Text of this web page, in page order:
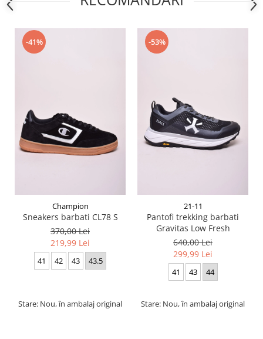
-41%
Champion
Sneakers barbati CL78 S
370,00 Lei
219,99 Lei
41 42 43 43.5
Stare: Nou, în ambalaj original
-53%
21-11
Pantofi trekking barbati
Gravitas Low Fresh
640,00 Lei
299,99 Lei
41 43 44
Stare: Nou, în ambalaj original